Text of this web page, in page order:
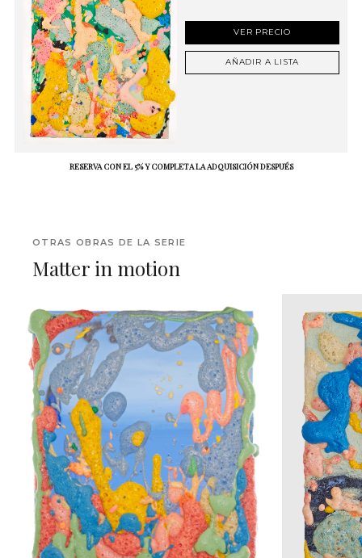
VER PRECIO
AÑADIR A LISTA
RESERVA CON EL 5% Y COMPLETA LA ADQUISICIÓN DESPUÉS
OTRAS OBRAS DE LA SERIE
Matter in motion